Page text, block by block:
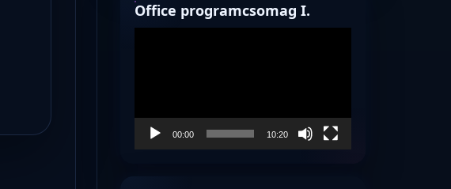
Office programcsomag I.
00:00 10:20